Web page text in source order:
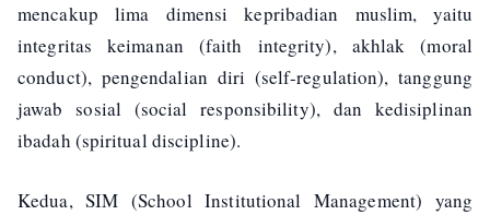
mencakup lima dimensi kepribadian muslim, yaitu
integritas keimanan (faith integrity), akhlak (moral
conduct), pengendalian diri (self-regulation), tanggung
jawab sosial (social responsibility), dan kedisiplinan
ibadah (spiritual discipline).
Kedua, SIM (School Institutional Management) yang